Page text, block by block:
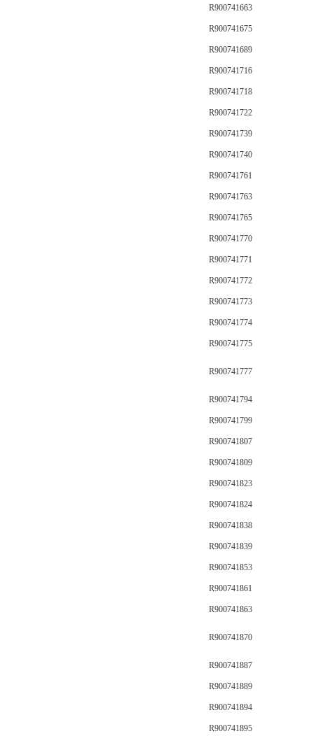
R900741663
R900741675
R900741689
R900741716
R900741718
R900741722
R900741739
R900741740
R900741761
R900741763
R900741765
R900741770
R900741771
R900741772
R900741773
R900741774
R900741775
R900741777
R900741794
R900741799
R900741807
R900741809
R900741823
R900741824
R900741838
R900741839
R900741853
R900741861
R900741863
R900741870
R900741887
R900741889
R900741894
R900741895